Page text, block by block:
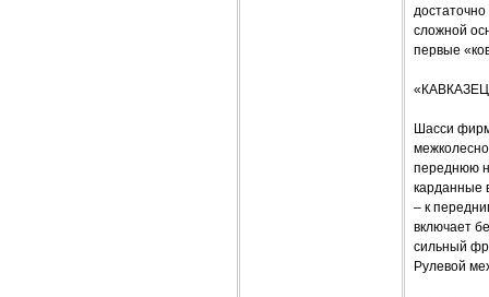
сложной
первые
Шасси
переднюю
карданные
– к
включает
сильный
Рулевой